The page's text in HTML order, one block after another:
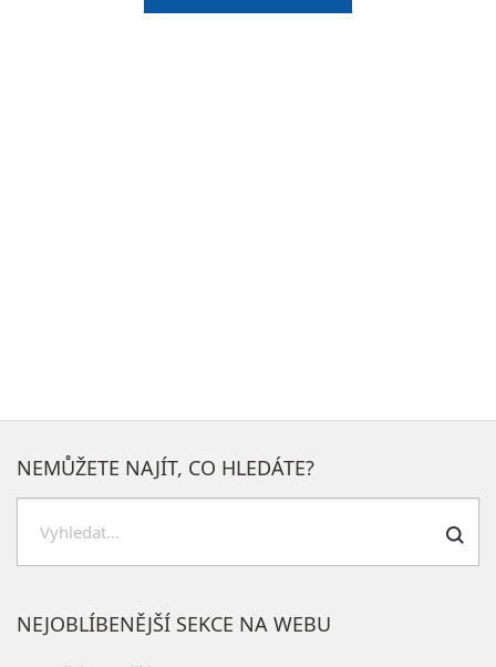
NEJOBLÍBENĚJŠÍ SEKCE NA WEBU
NEMŮŽETE NAJÍT, CO HLEDÁTE?